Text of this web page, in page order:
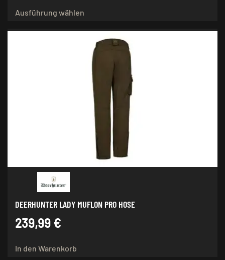
Ausführung wählen
mehrere
Varianten
auf.
Die
Optionen
können
auf
der
Produktseite
gewählt
werden
DEERHUNTER LADY MUFLON PRO HOSE
239,99 €
In den Warenkorb